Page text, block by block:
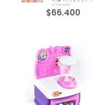
Set de Maquillaje
$66.400